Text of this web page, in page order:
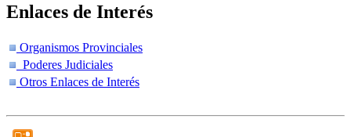
Enlaces de Interés
Organismos Provinciales
Poderes Judiciales
Otros Enlaces de Interés